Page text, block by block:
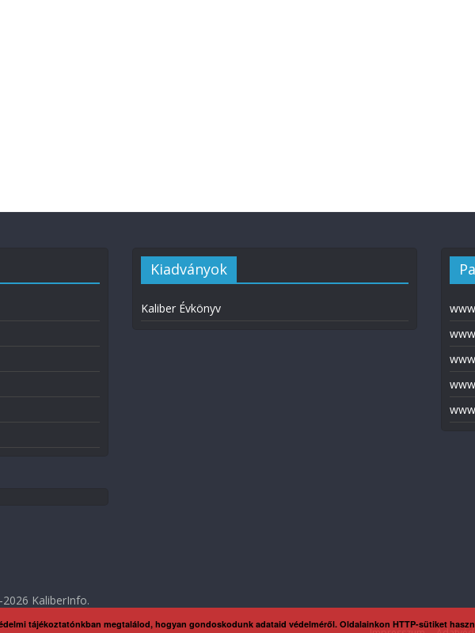
Kiadványok
Kaliber Évkönyv
KaliberInfo.
tájékoztatónkban megtalálod, hogyan gondoskodunk adataid védelméről. Oldalainkon HTTP-sütiket